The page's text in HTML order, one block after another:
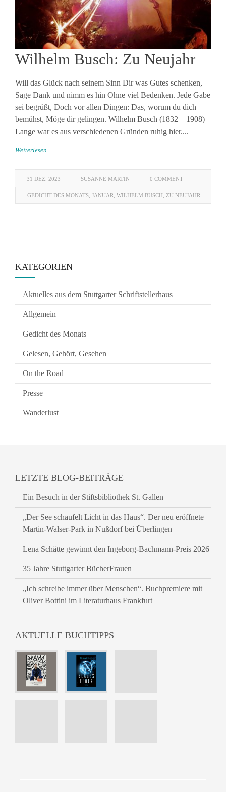
Wilhelm Busch: Zu Neujahr
Will das Glück nach seinem Sinn Dir was Gutes schenken,
Sage Dank und nimm es hin Ohne viel Bedenken. Jede Gabe
sei begrüßt, Doch vor allen Dingen: Das, worum du dich
bemühst, Möge dir gelingen. Wilhelm Busch (1832 – 1908)
Lange war es aus verschiedenen Gründen ruhig hier....
Weiterlesen …
31 DEZ. 2023 SUSANNE MARTIN 0 COMMENT
GEDICHT DES MONATS JANUAR WILHELM BUSCH ZU NEUJAHR
KATEGORIEN
Aktuelles aus dem Stuttgarter Schriftstellerhaus
Allgemein
Gedicht des Monats
Gelesen, Gehört, Gesehen
On the Road
Presse
Wanderlust
LETZTE BLOG-BEITRÄGE
Ein Besuch in der Stiftsbibliothek St. Gallen
„Der See schaufelt Licht in das Haus“. Der neu eröffnete
Martin-Walser-Park in Nußdorf bei Überlingen
Lena Schätte gewinnt den Ingeborg-Bachmann-Preis 2026
35 Jahre Stuttgarter BücherFrauen
„Ich schreibe immer über Menschen“. Buchpremiere mit
Oliver Bottini im Literaturhaus Frankfurt
AKTUELLE BUCHTIPPS